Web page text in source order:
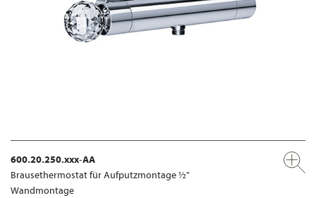
600.20.250.xxx-AA
Brausethermostat für Aufputzmontage ½"
Wandmontage